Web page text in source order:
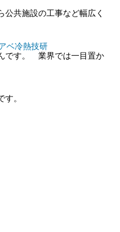
共施設の工事など幅広く
ベ冷熱技研
です。 業界では一目置か
す。